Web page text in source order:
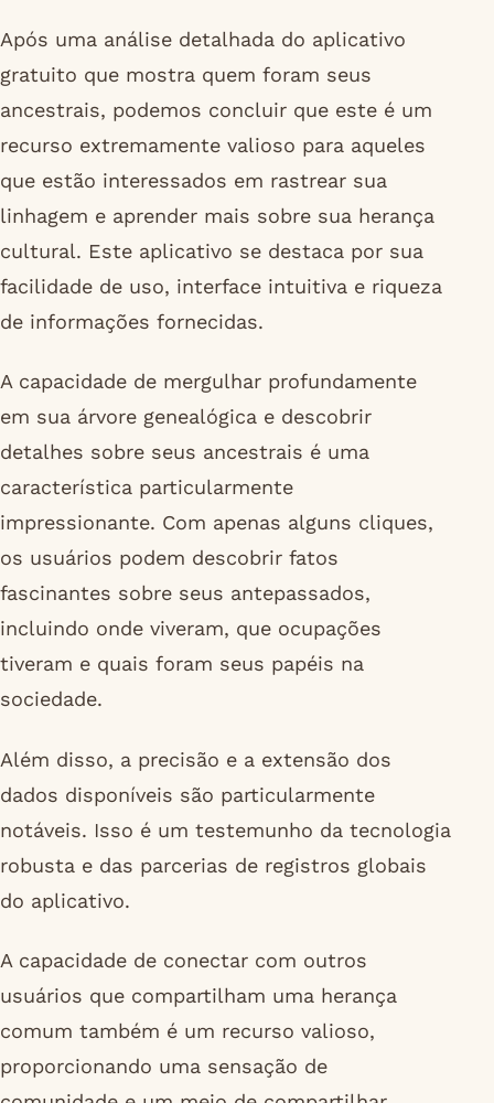
Após uma análise detalhada do aplicativo
gratuito que mostra quem foram seus
ancestrais, podemos concluir que este é um
recurso extremamente valioso para aqueles
que estão interessados em rastrear sua
linhagem e aprender mais sobre sua herança
cultural. Este aplicativo se destaca por sua
facilidade de uso, interface intuitiva e riqueza
de informações fornecidas.
A capacidade de mergulhar profundamente
em sua árvore genealógica e descobrir
detalhes sobre seus ancestrais é uma
característica particularmente
impressionante. Com apenas alguns cliques,
os usuários podem descobrir fatos
fascinantes sobre seus antepassados,
incluindo onde viveram, que ocupações
tiveram e quais foram seus papéis na
sociedade.
Além disso, a precisão e a extensão dos
dados disponíveis são particularmente
notáveis. Isso é um testemunho da tecnologia
robusta e das parcerias de registros globais
do aplicativo.
A capacidade de conectar com outros
usuários que compartilham uma herança
comum também é um recurso valioso,
proporcionando uma sensação de